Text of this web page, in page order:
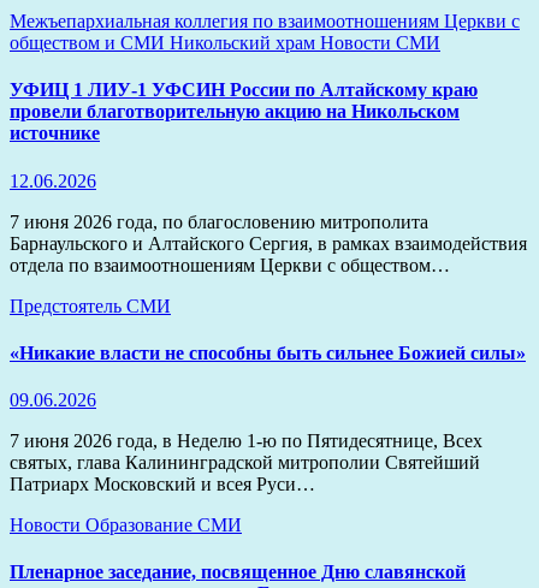
Межъепархиальная коллегия по взаимоотношениям Церкви с
обществом и СМИ Никольский храм Новости СМИ
УФИЦ 1 ЛИУ-1 УФСИН России по Алтайскому краю
провели благотворительную акцию на Никольском
источнике
12.06.2026
7 июня 2026 года, по благословению митрополита
Барнаульского и Алтайского Сергия, в рамках взаимодействия
отдела по взаимоотношениям Церкви с обществом…
Предстоятель СМИ
«Никакие власти не способны быть сильнее Божией силы»
09.06.2026
7 июня 2026 года, в Неделю 1-ю по Пятидесятнице, Всех
святых, глава Калининградской митрополии Святейший
Патриарх Московский и всея Руси…
Новости Образование СМИ
Пленарное заседание, посвященное Дню славянской